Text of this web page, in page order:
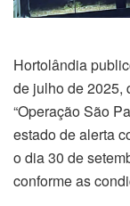
Hortolândia
de julho de 2025,
“Operação São
estado de alerta
o dia 30 de
conforme as